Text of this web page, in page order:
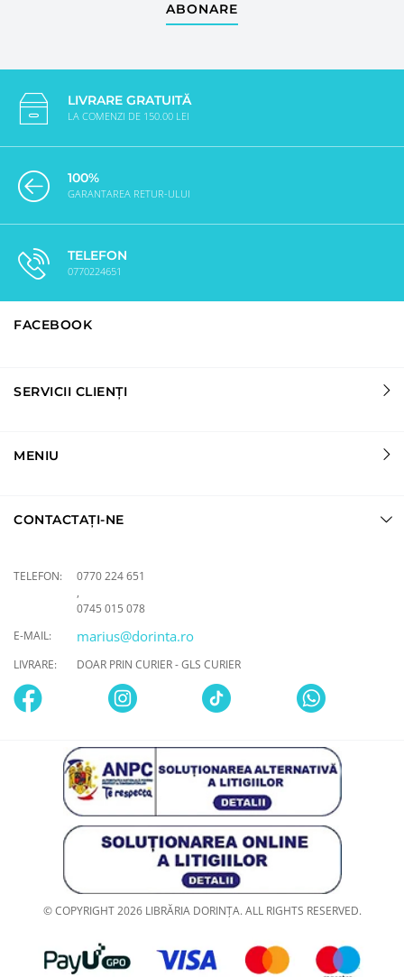
ABONARE
LIVRARE GRATUITĂ
LA COMENZI DE 150.00 LEI
100%
GARANTAREA RETUR-ULUI
TELEFON
0770224651
FACEBOOK
SERVICII CLIENȚI
MENIU
CONTACTAȚI-NE
TELEFON:
0770 224 651
,
0745 015 078
E-MAIL:
marius@dorinta.ro
LIVRARE: DOAR PRIN CURIER - GLS CURIER
© COPYRIGHT 2026 LIBRĂRIA DORINȚA. ALL RIGHTS RESERVED.